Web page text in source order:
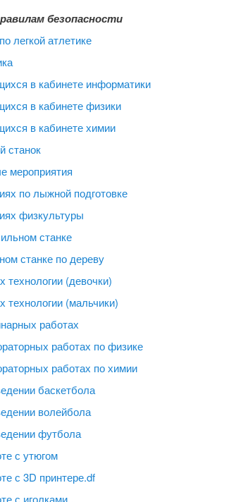
безопасности
легкой атлетике
в кабинете информатики
в кабинете физики
в кабинете химии
станок
мероприятия
по лыжной подготовке
физкультуры
станке
станке по дереву
технологии (девочки)
технологии (мальчики)
работах
работах по физике
работах по химии
баскетбола
волейбола
футбола
с утюгом
с 3D принтере.df
с иголками...